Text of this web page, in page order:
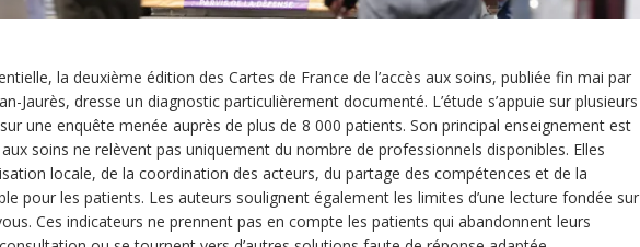
la deuxième édition des Cartes de France de l’accès aux soins, publiée fin mai par
Jaurès, dresse un diagnostic particulièrement documenté. L’étude s’appuie sur plusieurs
une enquête menée auprès de plus de 8 000 patients. Son principal enseignement est
aux soins ne relèvent pas uniquement du nombre de professionnels disponibles. Elles
locale, de la coordination des acteurs, du partage des compétences et de la
pour les patients. Les auteurs soulignent également les limites d’une lecture fondée sur
Ces indicateurs ne prennent pas en compte les patients qui abandonnent leurs